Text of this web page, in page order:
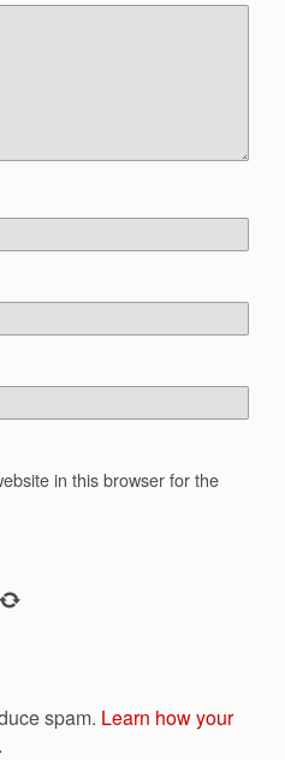
in this browser for the
spam. Learn how your